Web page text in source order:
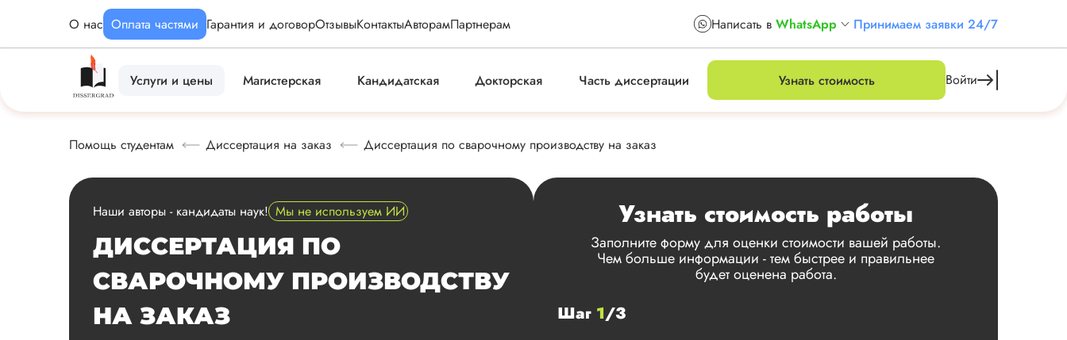
О нас Оплата частями Гарантия и договорОтзывыКонтактыАвторамПартнерам Написать в WhatsApp Принимаем заявки 24/7
Услуги и цены Магистерская Кандидатская Докторская Часть диссертации Узнать стоимость Войти
Помощь студентам Диссертация на заказ Диссертация по сварочному производству на заказ
Наши авторы - кандидаты наук! Мы не используем ИИ
ДИССЕРТАЦИЯ ПО
СВАРОЧНОМУ ПРОИЗВОДСТВУ
НА ЗАКАЗ
Узнать стоимость работы
Заполните форму для оценки стоимости вашей работы.
Чем больше информации - тем быстрее и правильнее
будет оценена работа.
Шаг 1/3